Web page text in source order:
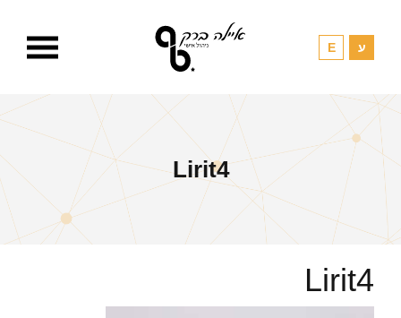
Lirit4
Lirit4